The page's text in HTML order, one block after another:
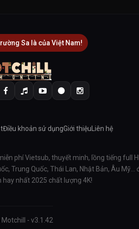
Sa là của Việt Nam!
Điều khoản sử dụngGiới thiệu Liên hệ
phí Vietsub, thuyết minh, lồng tiếng full
Trung Quốc, Thái Lan, Nhật Bản, Âu Mỹ…
nhất 2025 chất lượng 4K!
- v3.1.42